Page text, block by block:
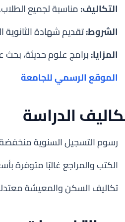
التكاليف:مناسبة لجميع الطلاب.
الشروط:تقديم شهادة الثانوية
المزايا:برامج علوم حديثة،
الموقع الرسمي للجامعة
الدراسة
رسوم التسجيل السنوية منخفضة
الكتب والمراجع غالبًا متوفرة
تكاليف السكن والمعيشة